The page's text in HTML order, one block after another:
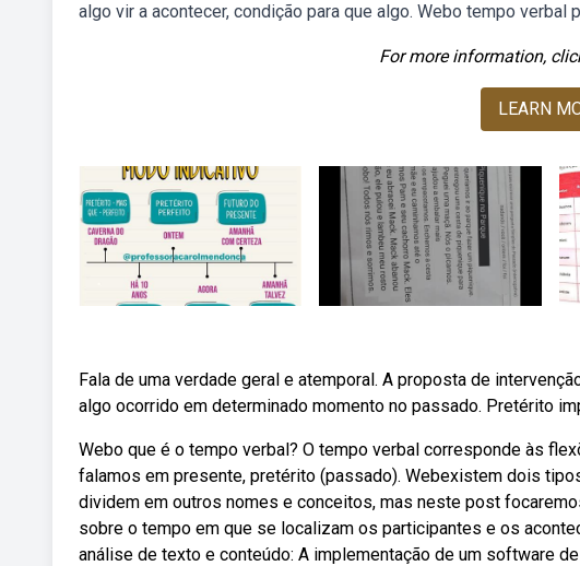
algo vir a acontecer, condição para que algo. Webo tempo
For more information,
LEARN
Fala de uma verdade geral e atemporal. A proposta de
algo ocorrido em determinado momento no passado. Pretérito
Webo que é o tempo verbal? O tempo verbal corresponde às
falamos em presente, pretérito (passado). Webexistem dois
dividem em outros nomes e conceitos, mas neste post
sobre o tempo em que se localizam os participantes e os
análise de texto e conteúdo: A implementação de um software